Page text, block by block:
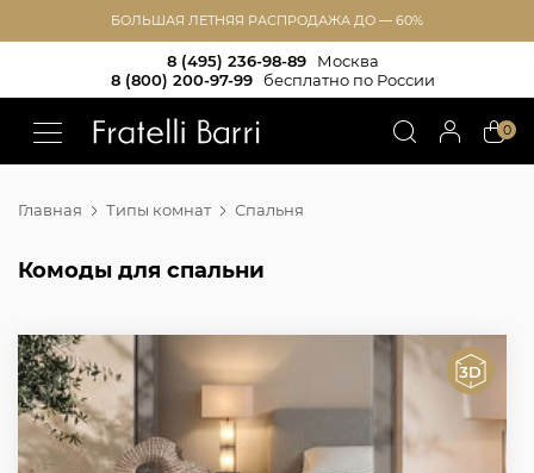
БОЛЬШАЯ ЛЕТНЯЯ РАСПРОДАЖА ДО — 60%
8 (495) 236-98-89
Москва
8 (800) 200-97-99
бесплатно по России
0
Главная Типы комнат Спальня
Комоды для спальни